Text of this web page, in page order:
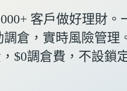
客戶做好理財。
倉，實時風險管理
$0調倉費，不設鎖